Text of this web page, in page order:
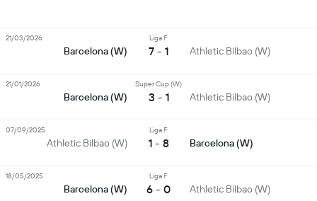
Barcelona (W)
Liga F
7 - 1 Athletic Bilbao (W)
21/03/2026
Barcelona (W)
Super Cup (W)
3 - 1 Athletic Bilbao (W)
21/01/2026
Athletic Bilbao (W)
Liga F
1 - 8 Barcelona (W)
07/09/2025
Barcelona (W)
Liga F
6 - 0 Athletic Bilbao (W)
18/05/2025